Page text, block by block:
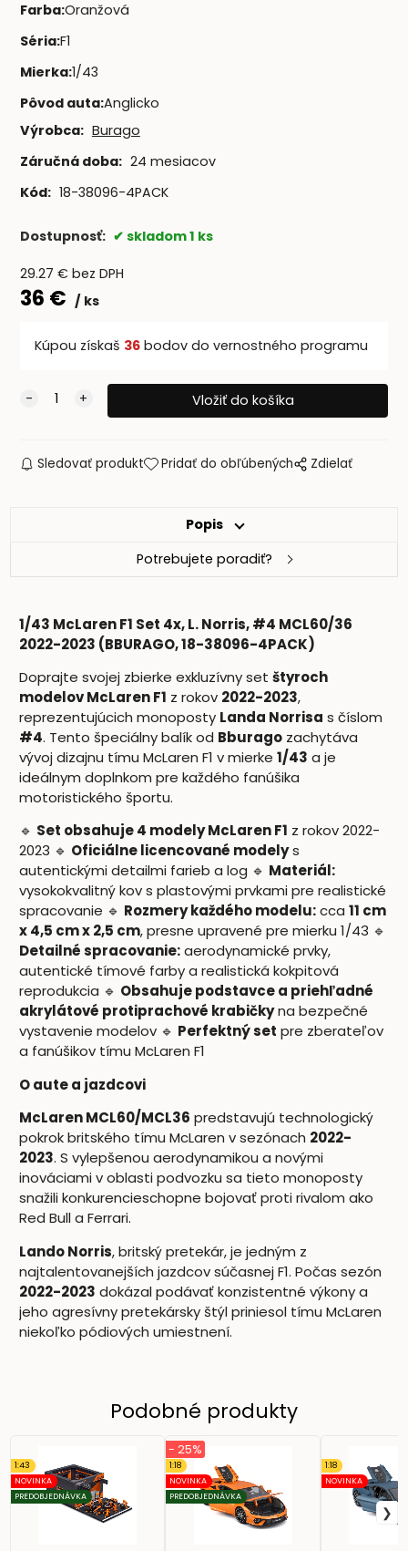
Farba:Oranžová
Séria:F1
Mierka:1/43
Pôvod auta:Anglicko
Výrobca: Burago
Záručná doba: 24 mesiacov
Kód: 18-38096-4PACK
Dostupnosť: skladom 1 ks
29.27 € bez DPH
36 € ks
Kúpou získaš 36bodov do vernostného programu
Sledovať produkt Pridať do obľúbených Zdielať
Popis
Potrebujete poradiť?
1/43 McLaren F1 Set 4x, L. Norris, #4 MCL60/36
2022-2023 (BBURAGO, 18-38096-4PACK)
Doprajte svojej zbierke exkluzívny setštyroch
modelov McLaren F1 z rokov 2022-2023,
reprezentujúcich monoposty Landa Norrisa s číslom
#4. Tento špeciálny balík od Bburago zachytáva
vývoj dizajnu tímu McLaren F1 v mierke1/43 a je
ideálnym doplnkom pre každého fanúšika
motoristického športu.
🔹 Set obsahuje 4 modely McLaren F1 z rokov 2022-
2023 🔹 Oficiálne licencované modelys
autentickými detailmi farieb a log 🔹 Materiál:
vysokokvalitný kov s plastovými prvkami pre realistické
spracovanie 🔹 Rozmery každého modelu:cca11 cm
x 4,5 cm x 2,5 cm, presne upravené pre mierku 1/43 🔹
Detailné spracovanie:aerodynamické prvky,
autentické tímové farby a realistická kokpitová
reprodukcia 🔹 Obsahuje podstavce a priehľadné
akrylátové protiprachové krabičkyna bezpečné
vystavenie modelov 🔹 Perfektný set pre zberateľov
a fanúšikov tímu McLaren F1
O aute a jazdcovi
McLaren MCL60/MCL36 predstavujú technologický
pokrok britského tímu McLaren v sezónach 2022-
2023. S vylepšenou aerodynamikou a novými
inováciami v oblasti podvozku sa tieto monoposty
snažili konkurencieschopne bojovať proti rivalom ako
Red Bull a Ferrari.
Lando Norris, britský pretekár, je jedným z
najtalentovanejších jazdcov súčasnej F1. Počas sezón
2022-2023 dokázal podávať konzistentné výkony a
jeho agresívny pretekársky štýl priniesol tímu McLaren
niekoľko pódiových umiestnení.
Podobné produkty
1:43
NOVINKA
PREDOBJEDNÁVKA
1:18
NOVINKA
PREDOBJEDNÁVKA
- 25%
1:18
NOVINKA